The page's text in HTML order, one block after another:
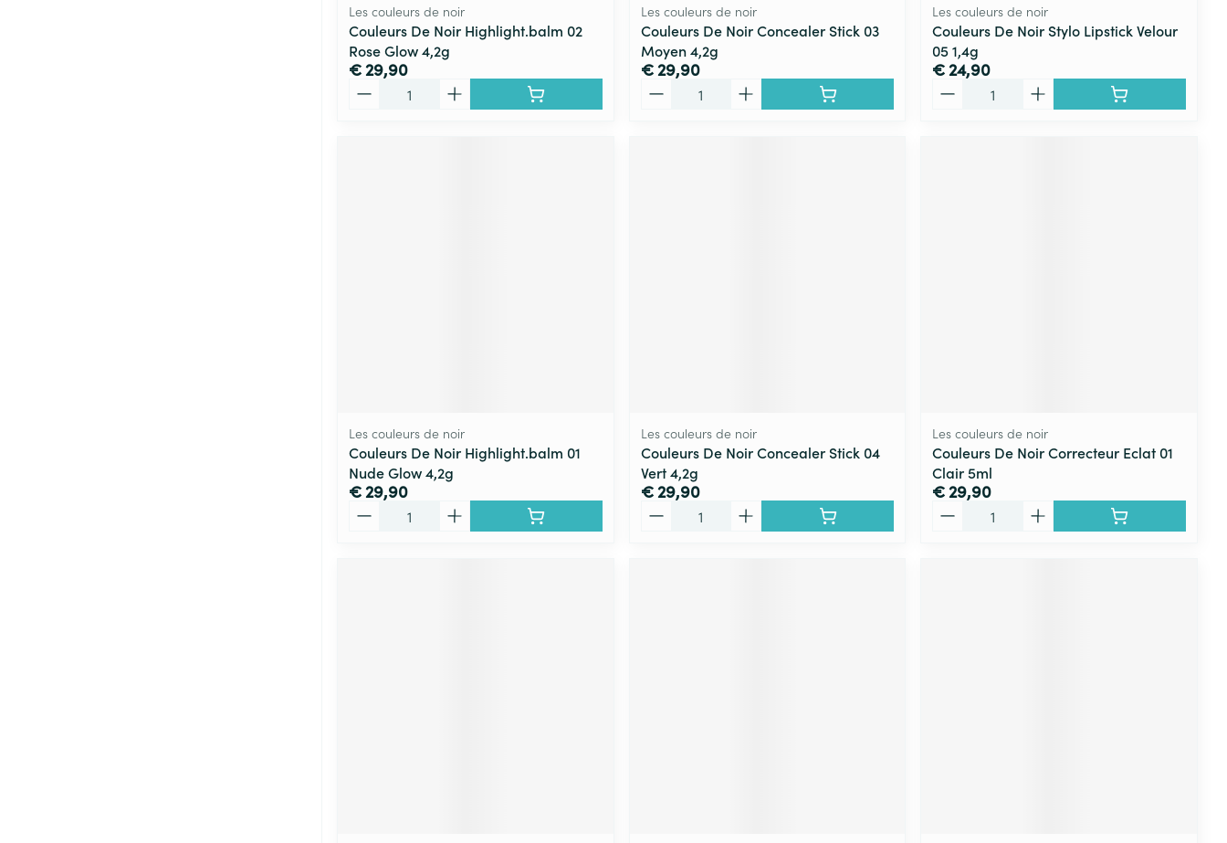
Les couleurs de noir
Couleurs De Noir Highlight.balm 02
Rose Glow 4,2g
€ 29,90
Les couleurs de noir
Couleurs De Noir Concealer Stick 03
Moyen 4,2g
€ 29,90
Les couleurs de noir
Couleurs De Noir Stylo Lipstick Velour
05 1,4g
€ 24,90
Les couleurs de noir
Couleurs De Noir Highlight.balm 01
Nude Glow 4,2g
€ 29,90
Les couleurs de noir
Couleurs De Noir Concealer Stick 04
Vert 4,2g
€ 29,90
Les couleurs de noir
Couleurs De Noir Correcteur Eclat 01
Clair 5ml
€ 29,90